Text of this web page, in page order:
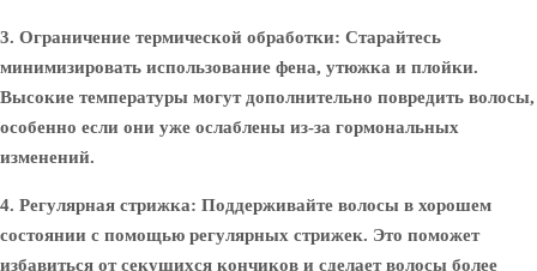
3. Ограничение термической обработки: Старайтесь
минимизировать использование фена, утюжка и плойки.
Высокие температуры могут дополнительно повредить волосы,
особенно если они уже ослаблены из-за гормональных
изменений.
4. Регулярная стрижка: Поддерживайте волосы в хорошем
состоянии с помощью регулярных стрижек. Это поможет
избавиться от секущихся кончиков и сделает волосы более